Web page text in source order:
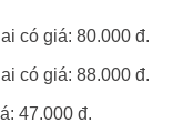
có giá: 80.000 đ.
có giá: 88.000 đ.
47.000 đ.